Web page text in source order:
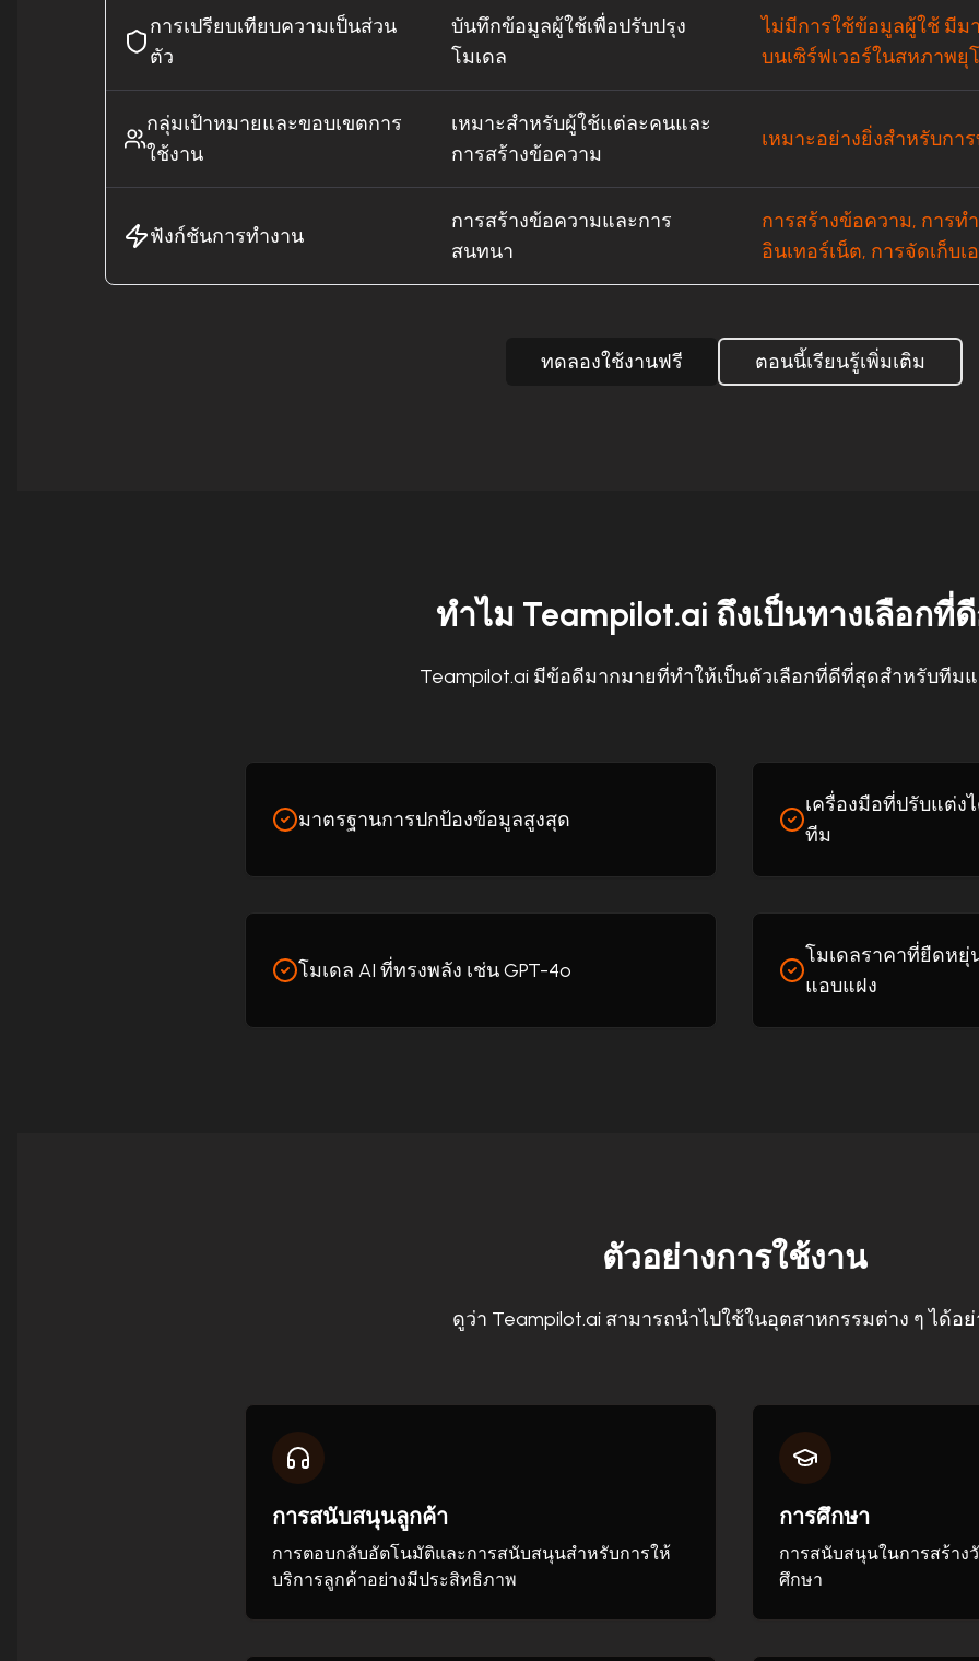
การเปรียบเทียบความเป็นส่วน
ตัว
บันทึกข้อมูลผู้ใช้เพื่อปรับปรุง
โมเดล
ไม่มีการใช้ข้อมูลผู้ใช้ มีม
บนเซิร์ฟเวอร์ในสหภาพยุ
กลุ่มเป้าหมายและขอบเขตการ
ใช้งาน
เหมาะสำหรับผู้ใช้แต่ละคนและ
การสร้างข้อความ
เหมาะอย่างยิ่งสำหรับกา
ฟังก์ชันการทำงาน
การสร้างข้อความและการ
สนทนา
การสร้างข้อความ, การท
อินเทอร์เน็ต, การจัดเก็บเ
ทดลองใช้งานฟรี ตอนนี้เรียนรู้เพิ่มเติม
ทำไม Teampilot.ai ถึงเป็นทางเลือกที่
Teampilot.ai มีข้อดีมากมายที่ทำให้เป็นตัวเลือกที่ดีที่สุดสำหรับทีม
มาตรฐานการปกป้องข้อมูลสูงสุด
เครื่องมือที่ปรับแต่ง
ทีม
โมเดล AI ที่ทรงพลัง เช่น GPT-4o
โมเดลราคาที่ยืดหยุ่
แอบแฝง
ตัวอย่างการใช้งาน
ดูว่า Teampilot.ai สามารถนำไปใช้ในอุตสาหกรรมต่าง ๆ ได้อย่
การสนับสนุนลูกค้า
การตอบกลับอัตโนมัติและการสนับสนุนสำหรับการให้
บริการลูกค้าอย่างมีประสิทธิภาพ
การศึกษา
การสนับสนุนในการสร้าง
ศึกษา